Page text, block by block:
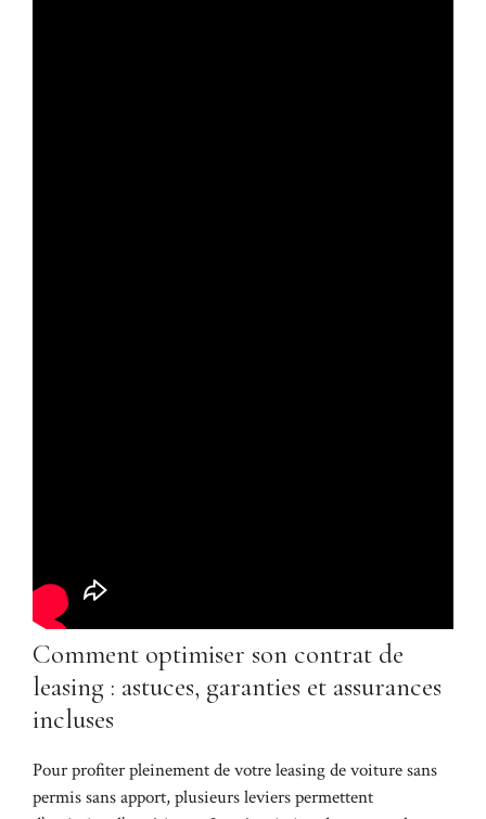
Comment optimiser son contrat de
leasing : astuces, garanties et assurances
incluses
Pour profiter pleinement de votre leasing de voiture sans
permis sans apport, plusieurs leviers permettent